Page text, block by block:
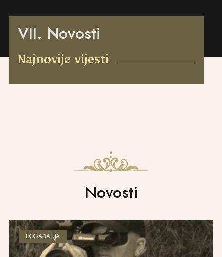
VII. Novosti
Najnovije vijesti
Novosti
DOGAĐANJA